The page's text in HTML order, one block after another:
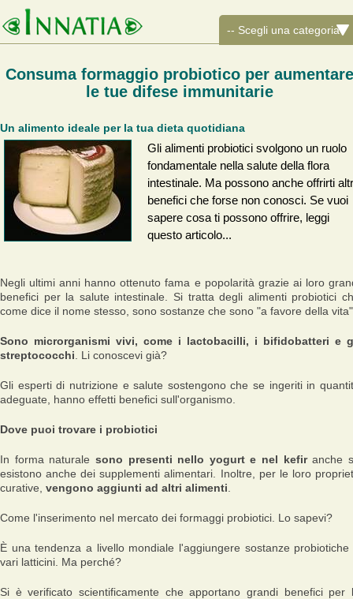
Consuma formaggio probiotico per
le tue difese immunitarie
Un alimento ideale per la tua dieta quotidiana
Gli alimenti probiotici svolgono un ruolo
fondamentale nella salute della flora
intestinale. Ma possono anche offrirti
benefici che forse non conosci. Se vuoi
sapere cosa ti possono offrire, leggi
questo articolo...
Negli ultimi anni hanno ottenuto fama e popolarità grazie ai loro
benefici per la salute intestinale. Si tratta degli alimenti probiotici
come dice il nome stesso, sono sostanze che sono "a favore della
Sono microrganismi vivi, come i lactobacilli, i bifidobatteri e
streptococchi . Li conoscevi già?
Gli esperti di nutrizione e salute sostengono che se ingeriti in
adeguate, hanno effetti benefici sull'organismo.
Dove puoi trovare i probiotici
In forma naturale sono presenti nello yogurt e nel kefiranche
esistono anche dei supplementi alimentari. Inoltre, per le loro
curative, vengono aggiunti ad altri alimenti
Come l'inserimento nel mercato dei formaggi probiotici. Lo sapevi?
È una tendenza a livello mondiale l'aggiungere sostanze probiotiche
vari latticini. Ma perché?
Si è verificato scientificamente che apportano grandi benefici per